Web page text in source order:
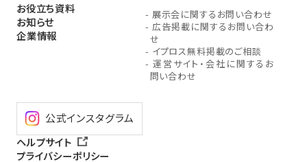
お役立ち資料
お知らせ
企業情報
- 展示会に関するお問い合わせ
- 広告掲載に関するお問い合わ
せ
- イプロス無料掲載のご相談
- 運営サイト・会社に関するお
問い合わせ
公式インスタグラム
ヘルプサイト
プライバシーポリシー